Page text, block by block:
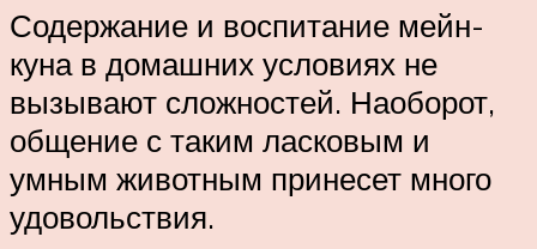
Содержание и воспитание мейн-
куна в домашних условиях не
вызывают сложностей. Наоборот,
общение с таким ласковым и
умным животным принесет много
удовольствия.